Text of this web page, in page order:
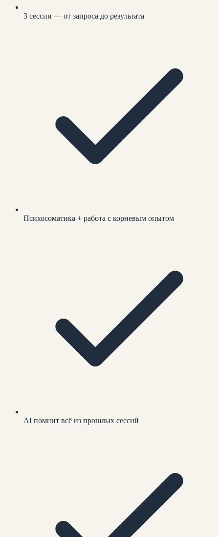
3 сессии — от запроса до результата
Психосоматика + работа с корневым опытом
AI помнит всё из прошлых сессий